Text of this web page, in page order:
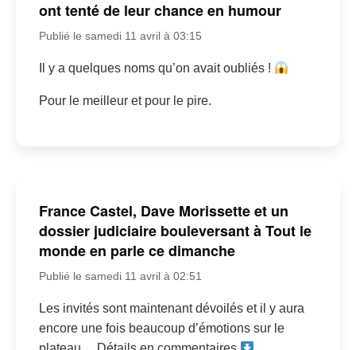
ont tenté de leur chance en humour
Publié le samedi 11 avril à 03:15
Il y a quelques noms qu’on avait oubliés !
Pour le meilleur et pour le pire.
France Castel, Dave Morissette et un
dossier judiciaire bouleversant à Tout le
monde en parle ce dimanche
Publié le samedi 11 avril à 02:51
Les invités sont maintenant dévoilés et il y aura
encore une fois beaucoup d’émotions sur le